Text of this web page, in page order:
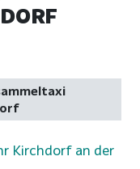
Kirchdorf an der